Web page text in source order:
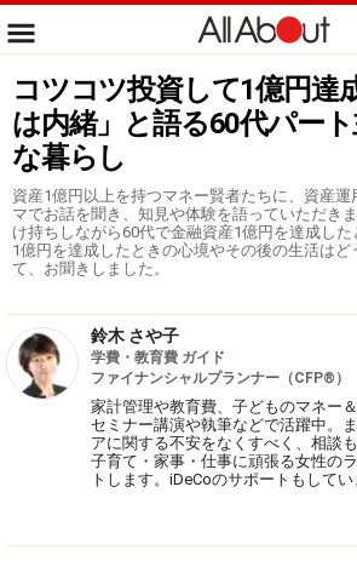
コツコツ投資して1億円達
は内緒」と語る60代パー
な暮らし
資産1億円以上を持つマネー賢者たちに、資産
マでお話を聞き、知見や体験を語っていただき
け持ちしながら60代で金融資産1億円を達成した
1億円を達成したときの心境やその後の生活は
て、お聞きしました。
鈴木 さや子
学費・教育費 ガイド
ファイナンシャルプランナー（CFP®）
家計管理や教育費、子どものマネー
セミナー講演や執筆などで活躍中。
アに関する不安をなくすべく、相談
子育て・家事・仕事に頑張る女性の
トします。iDeCoのサポートもしてい